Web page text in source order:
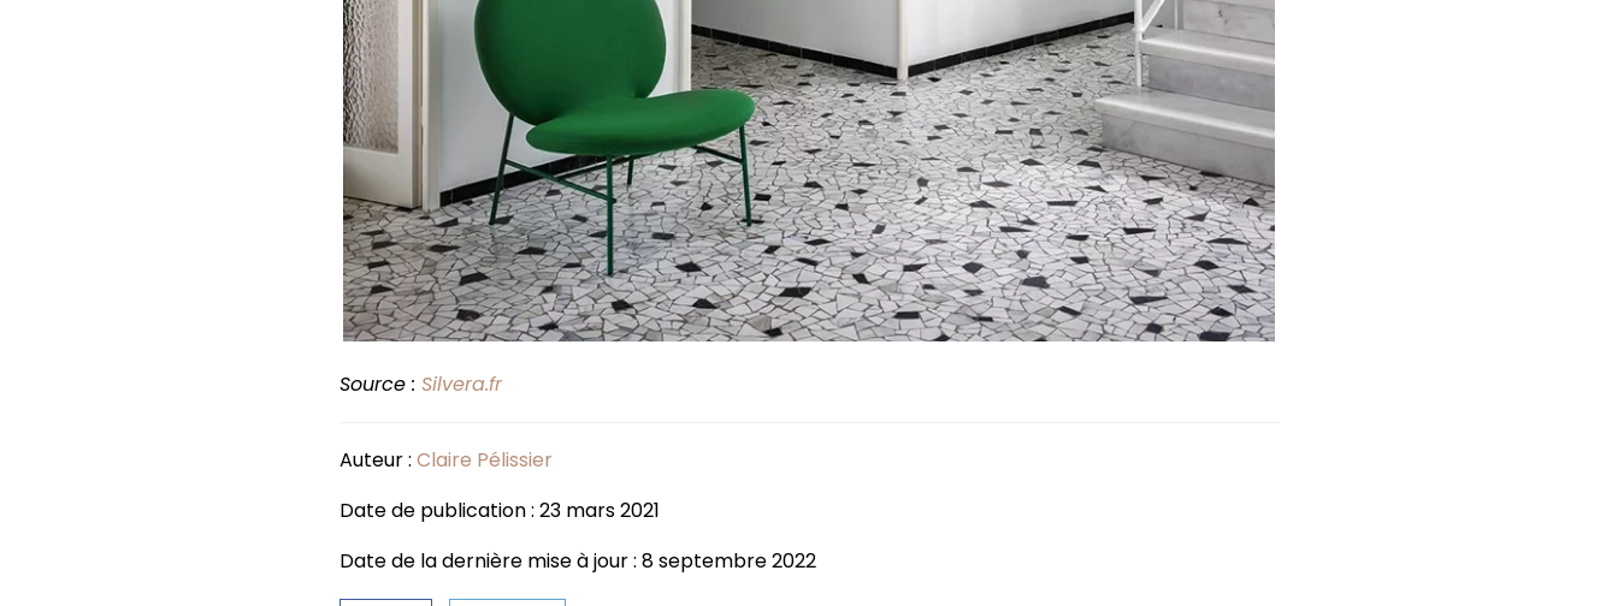
Source : Silvera.fr
Auteur : Claire Pélissier
Date de publication : 23 mars 2021
Date de la dernière mise à jour : 8 septembre 2022